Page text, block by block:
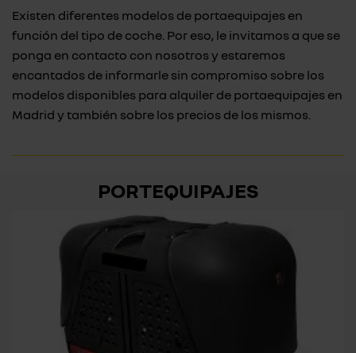
Existen diferentes modelos de portaequipajes en
función del tipo de coche. Por eso, le invitamos a que se
ponga en contacto con nosotros y estaremos
encantados de informarle sin compromiso sobre los
modelos disponibles para alquiler de portaequipajes en
Madrid y también sobre los precios de los mismos.
PORTEQUIPAJES